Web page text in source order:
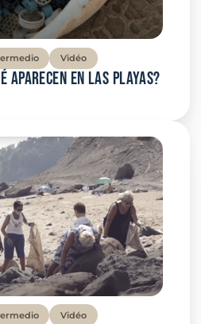
Vidéo
aparecen en las playas?
Vidéo